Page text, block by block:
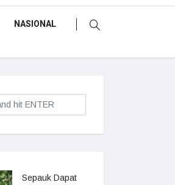
NASIONAL
Sepauk Dapat